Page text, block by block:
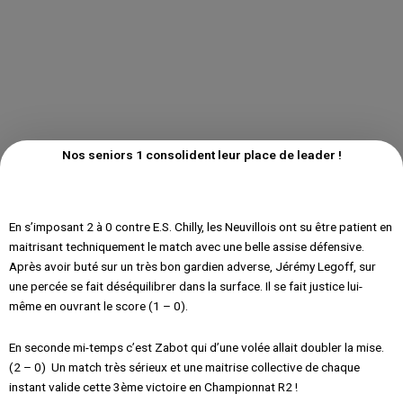
Nos seniors 1 consolident leur place de leader !
En s’imposant 2 à 0 contre E.S. Chilly, les Neuvillois ont su être patient en
maitrisant techniquement le match avec une belle assise défensive.
Après avoir buté sur un très bon gardien adverse, Jérémy Legoff, sur
une percée se fait déséquilibrer dans la surface. Il se fait justice lui-
même en ouvrant le score (1 – 0).
En seconde mi-temps c’est Zabot qui d’une volée allait doubler la mise.
(2 – 0) Un match très sérieux et une maitrise collective de chaque
instant valide cette 3ème victoire en Championnat R2 !